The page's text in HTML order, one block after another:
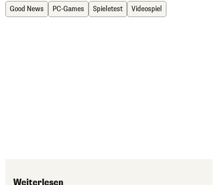
Good News PC-Games Spieletest Videospiel
Weiterlesen